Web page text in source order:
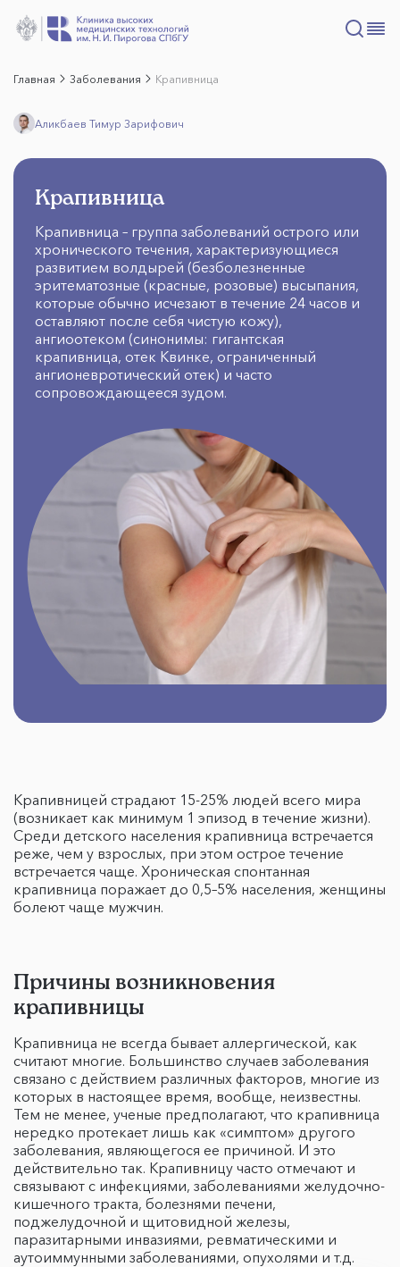
Главная Заболевания Крапивница
Аликбаев Тимур Зарифович
Крапивница
Крапивница – группа заболеваний острого или
хронического течения, характеризующиеся
развитием волдырей (безболезненные
эритематозные (красные, розовые) высыпания,
которые обычно исчезают в течение 24 часов и
оставляют после себя чистую кожу),
ангиоотеком (синонимы: гигантская
крапивница, отек Квинке, ограниченный
ангионевротический отек) и часто
сопровождающееся зудом.
Крапивницей страдают 15-25% людей всего мира
(возникает как минимум 1 эпизод в течение жизни).
Среди детского населения крапивница встречается
реже, чем у взрослых, при этом острое течение
встречается чаще. Хроническая спонтанная
крапивница поражает до 0,5–5% населения, женщины
болеют чаще мужчин.
Причины возникновения
крапивницы
Крапивница не всегда бывает аллергической, как
считают многие. Большинство случаев заболевания
связано с действием различных факторов, многие из
которых в настоящее время, вообще, неизвестны.
Тем не менее, ученые предполагают, что крапивница
нередко протекает лишь как «симптом» другого
заболевания, являющегося ее причиной. И это
действительно так. Крапивницу часто отмечают и
связывают с инфекциями, заболеваниями желудочно-
кишечного тракта, болезнями печени,
поджелудочной и щитовидной железы,
паразитарными инвазиями, ревматическими и
аутоиммунными заболеваниями, опухолями и т.д.